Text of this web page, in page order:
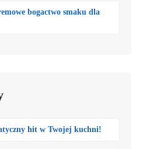
bogactwo smaku dla
hit w Twojej kuchni!